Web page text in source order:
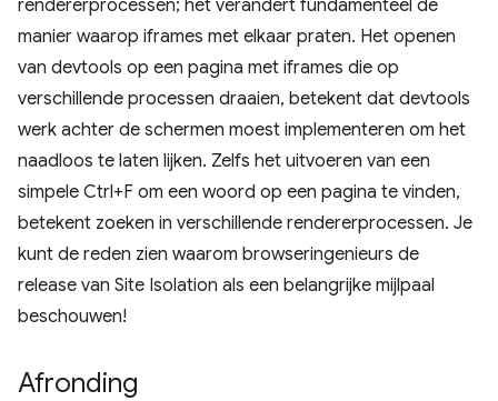
rendererprocessen; het verandert fundamenteel de
manier waarop iframes met elkaar praten. Het openen
van devtools op een pagina met iframes die op
verschillende processen draaien, betekent dat devtools
werk achter de schermen moest implementeren om het
naadloos te laten lijken. Zelfs het uitvoeren van een
simpele Ctrl+F om een ​​woord op een pagina te vinden,
betekent zoeken in verschillende rendererprocessen. Je
kunt de reden zien waarom browseringenieurs de
release van Site Isolation als een belangrijke mijlpaal
beschouwen!
Afronding